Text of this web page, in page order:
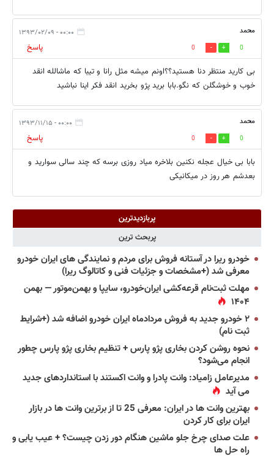
محمد ۰۰:۰۰ - ۱۳۹۳/۰۲/۰۹
0
0
پاسخ
بی کارید منتظر دنا هستید؟؟اونم میشه مثل رانا و تیبا که ماشالله انقد
خوب و خوشگلن که نگو.بابا برید پژو بخرید انقد فکر اینا نباشید
محمد ۰۰:۰۰ - ۱۳۹۳/۱۱/۱۵
0
0
پاسخ
بابا بی خیال عجله نکنین بلاخره میاد روزی برسه که چند سالی سوارید و
بعدشم هر روز در میکانیکی
پربازدیدترین
پربحث ترین
خودرو ریرا در آستانه فروش برای مردم و نمایندگی های ایران خودرو
معرفی شد (+مشخصات و جزئیات فنی و کاتالوگ ریرا)
مهلت ثبت‌نام قرعه‌کشی ایران‌خودرو، سایپا و بهمن‌موتور — بهمن
۱۴۰۴
۲ خودرو جدید به فروش مردادماه ایران خودرو اضافه شد (+شرایط
ثبت نام)
نحوه روشن کردن بخاری پژو پارس + تنظیم بخاری پژو پارس چطور
انجام می‌شود؟
مدیرعامل زامیاد: وانت پادرا و وانت اکستند با استانداردهای جدید
می آید
بهترین وانت ها در ایران: معرفی 25 تا از برترین وانت ها در بازار
ایران برای کار کردن
علت صدای چرخ جلو ماشین هنگام دور زدن چیست؟ + عیب یابی و
راه حل ها